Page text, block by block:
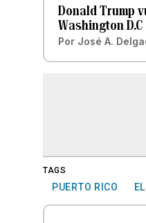
Donald Trump
Washington D.C
Por José A.
TAGS
PUERTO RICO